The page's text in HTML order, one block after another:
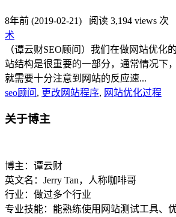
8年前 (2019-02-21) 阅读 3,194 views 次
术
（谭云财SEO顾问）我们在做网站优化
站结构是很重要的一部分，通常情况下
就需要十分注意到网站的反应速...
seo顾问 , 更改网站程序, 网站优化过程
关于博主
博主：谭云财
英文名：Jerry Tan，人称咖啡哥
行业：做过多个行业
专业技能：能熟练使用网站测试工具、